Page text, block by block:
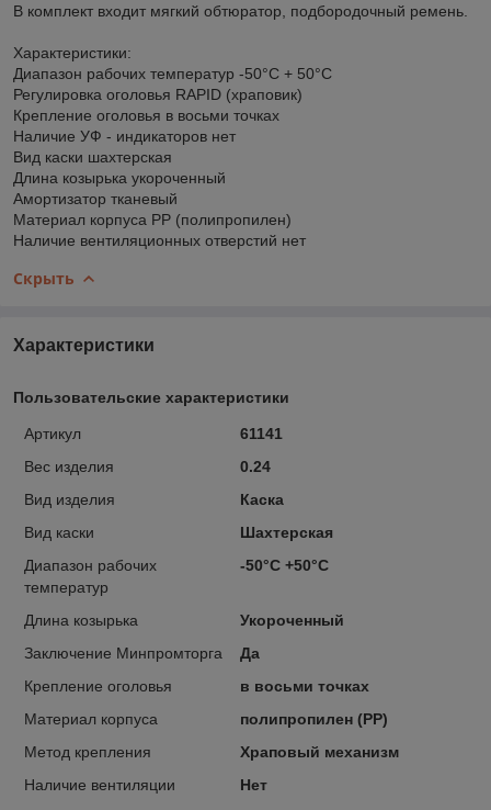
В комплект входит мягкий обтюратор, подбородочный ремень.
Характеристики:
Диапазон рабочих температур -50°C + 50°C
Регулировка оголовья RAPID (храповик)
Крепление оголовья в восьми точках
Наличие УФ - индикаторов нет
Вид каски шахтерская
Длина козырька укороченный
Амортизатор тканевый
Материал корпуса PP (полипропилен)
Наличие вентиляционных отверстий нет
Скрыть
Характеристики
Пользовательские характеристики
Артикул
61141
Вес изделия
0.24
Вид изделия
Каска
Вид каски
Шахтерская
Диапазон рабочих
температур
-50°С +50°С
Длина козырька
Укороченный
Заключение Минпромторга
Да
Крепление оголовья
в восьми точках
Материал корпуса
полипропилен (PP)
Метод крепления
Храповый механизм
Наличие вентиляции
Нет